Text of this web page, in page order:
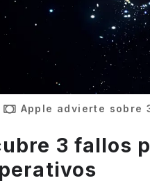
Apple advierte sobre
3 fallos